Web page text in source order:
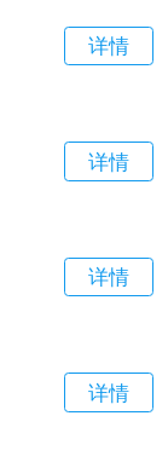
详情
详情
详情
详情